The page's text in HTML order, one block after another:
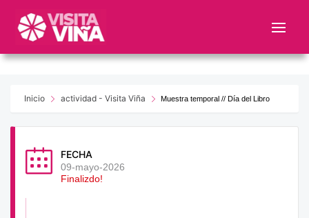
este
web
sistemaInicio actividad - Visita Viña Muestra temporal // Día del Libro
FECHA
09-mayo-2026
Finalizdo!